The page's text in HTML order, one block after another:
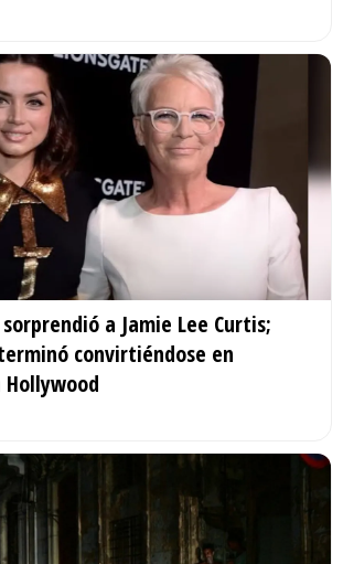
a Jamie Lee Curtis;
convirtiéndose en